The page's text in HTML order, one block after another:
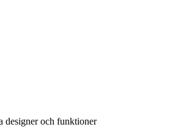
designer och funktioner